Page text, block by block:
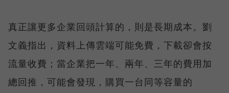
真正讓更多企業回頭計算的，則是長期成本。劉
文義指出，資料上傳雲端可能免費，下載卻會按
流量收費；當企業把一年、兩年、三年的費用加
總回推，可能會發現，購買一台同等容量的